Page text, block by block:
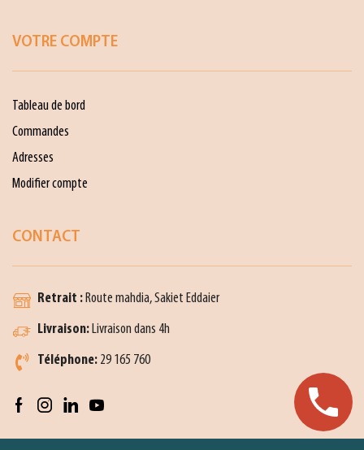
VOTRE COMPTE
Tableau de bord
Commandes
Adresses
Modifier compte
CONTACT
Retrait :Route mahdia, Sakiet Eddaier
Livraison:Livraison dans 4h
Téléphone: 29 165 760